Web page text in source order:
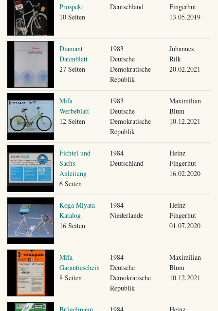
Prospekt
10 Seiten
Deutschland
Fingerhut
13.05.2019
Diamant
Datenblatt
27 Seiten
1983
Deutsche
Demokratische
Republik
Johannes
Rilk
20.02.2021
Mifa
Werbeblatt
12 Seiten
1983
Deutsche
Demokratische
Republik
Maximilian
Blum
10.12.2021
Fichtel und
Sachs
Anleitung
6 Seiten
1984
Deutschland
Heinz
Fingerhut
16.02.2020
Koga Miyata
Katalog
16 Seiten
1984
Niederlande
Heinz
Fingerhut
01.07.2020
Mifa
Garantieschein
8 Seiten
1984
Deutsche
Demokratische
Republik
Maximilian
Blum
10.12.2021
Brügelmann
1984
Heinz